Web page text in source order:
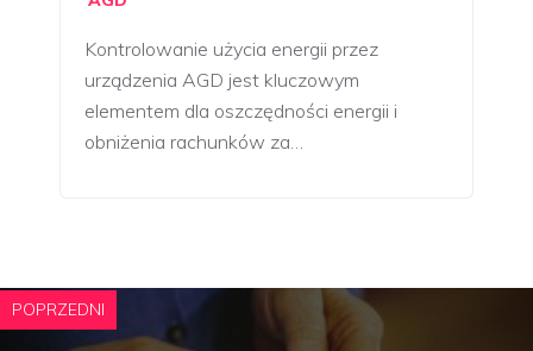
Kontrolowanie użycia energii przez
urządzenia AGD jest kluczowym
elementem dla oszczędności energii i
obniżenia rachunków za…
POPRZEDNI